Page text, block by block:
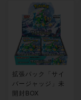
拡張パック「サイ
バージャッジ」未
開封BOX